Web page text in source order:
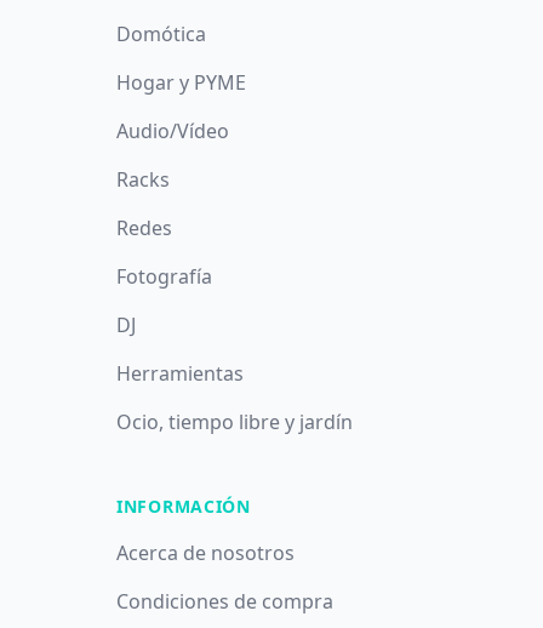
Domótica
Hogar y PYME
Audio/Vídeo
Racks
Redes
Fotografía
DJ
Herramientas
Ocio, tiempo libre y jardín
INFORMACIÓN
Acerca de nosotros
Condiciones de compra